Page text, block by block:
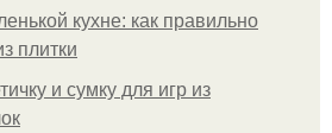
кухне: как правильно
плитки
и сумку для игр из